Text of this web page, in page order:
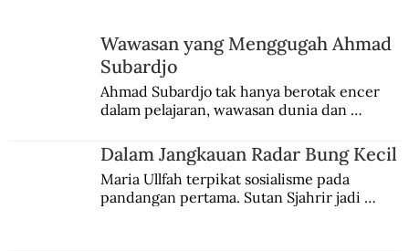
Wawasan yang Menggugah Ahmad
Subardjo
Ahmad Subardjo tak hanya berotak encer
dalam pelajaran, wawasan dunia dan
Jules Verne, Multatuli, hingga Sun Yat-sen.
Dalam Jangkauan Radar Bung Kecil
Maria Ullfah terpikat sosialisme pada
pandangan pertama. Sutan Sjahrir jadi